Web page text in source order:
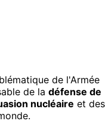
de l'Armée
de la défense de
nucléaire et des